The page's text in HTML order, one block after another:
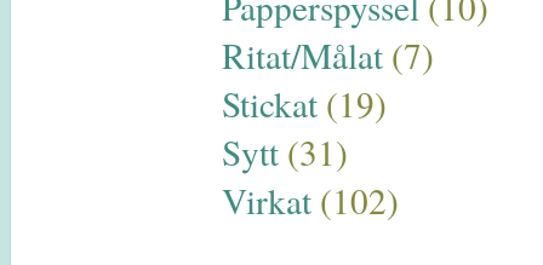
Ritat/Målat (7)
Stickat (19)
Sytt (31)
Virkat (102)